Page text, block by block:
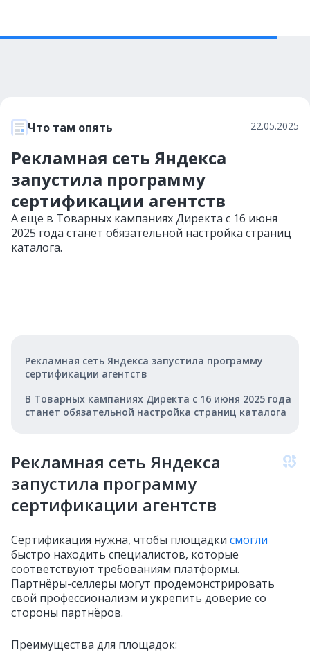
Что там опять 22.05.2025
Рекламная сеть Яндекса
запустила программу
сертификации агентств
А еще в Товарных кампаниях Директа с 16 июня
2025 года станет обязательной настройка страниц
каталога.
Рекламная сеть Яндекса запустила программу
сертификации агентств
В Товарных кампаниях Директа с 16 июня 2025 года
станет обязательной настройка страниц каталога
Рекламная сеть Яндекса
запустила программу
сертификации агентств
Сертификация нужна, чтобы площадки смогли
быстро находить специалистов, которые
соответствуют требованиям платформы.
Партнёры-селлеры могут продемонстрировать
свой профессионализм и укрепить доверие со
стороны партнёров.
Преимущества для площадок: